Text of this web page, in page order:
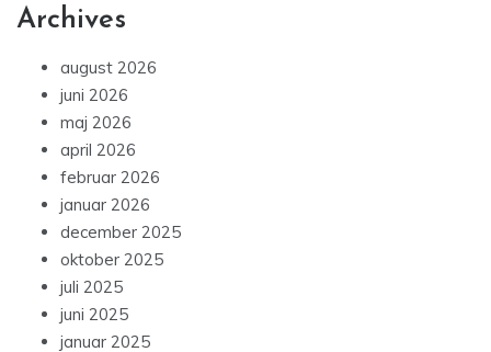
Archives
august 2026
juni 2026
maj 2026
april 2026
februar 2026
januar 2026
december 2025
oktober 2025
juli 2025
juni 2025
januar 2025